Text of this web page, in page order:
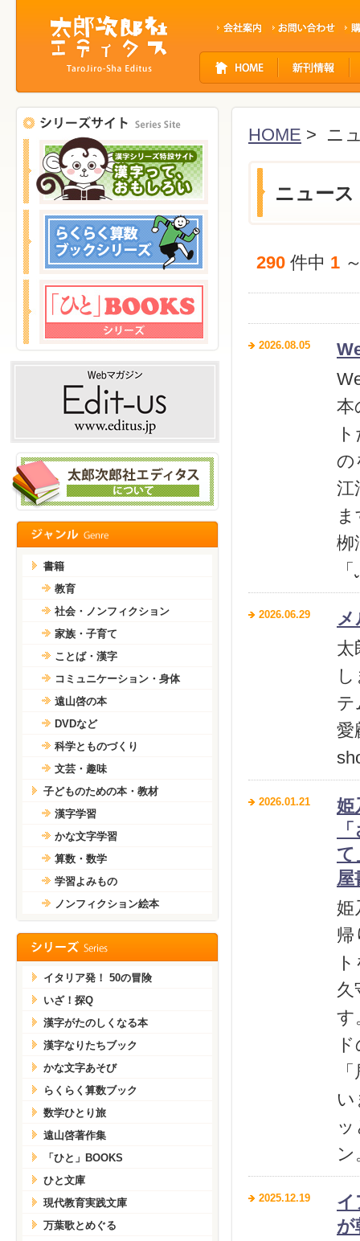
ト
ナ
ー
シ
ョ
HOME > ニ
ニュー
290 件中 1
2026.08.05
本
の
江
栁
2026.06.29
太
テ
愛
2026.01.21
姫
て
屋
姫
帰
久
す
2025.12.19
イ
が
書籍
教育
社会・ノンフィクション
家族・子育て
ことば・漢字
コミュニケーション・身体
遠山啓の本
DVDなど
科学とものづくり
文芸・趣味
子どものための本・教材
漢字学習
かな文字学習
算数・数学
学習よみもの
ノンフィクション絵本
イタリア発！ 50の冒険
いざ！探Q
漢字がたのしくなる本
漢字なりたちブック
かな文字あそび
らくらく算数ブック
数学ひとり旅
遠山啓著作集
「ひと」BOOKS
ひと文庫
現代教育実践文庫
万葉歌とめぐる